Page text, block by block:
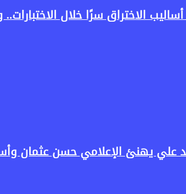
الإعلامي حسن عثمان وأسرة «وطن رقمي»